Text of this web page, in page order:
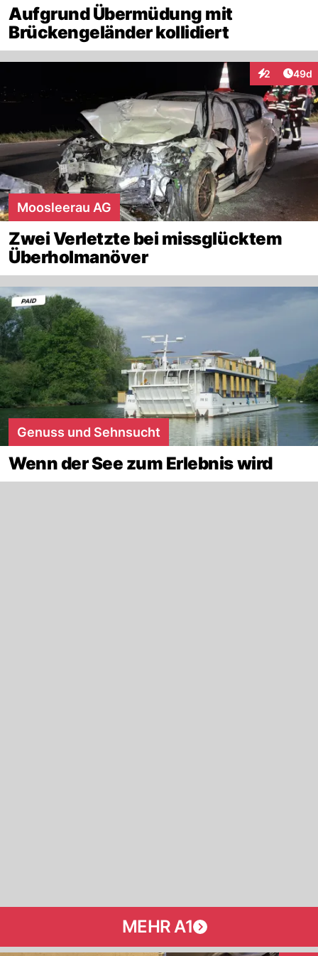
Aufgrund Übermüdung mit
Brückengeländer kollidiert
2
Interaktionen
49d
Moosleerau AG
Zwei Verletzte bei missglücktem
Überholmanöver
Genuss und Sehnsucht
Wenn der See zum Erlebnis wird
MEHR A1